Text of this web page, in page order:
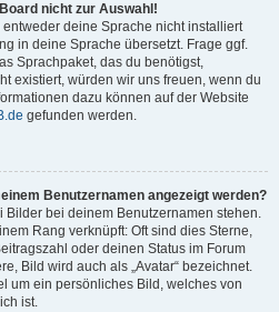
nicht zur Auswahl!
deine Sprache nicht installiert
in deine Sprache übersetzt. Frage ggf.
Sprachpaket, das du benötigst,
existiert, würden wir uns freuen, wenn du
dazu können auf der Website
gefunden werden.
Benutzernamen angezeigt werden?
Bilder bei deinem Benutzernamen stehen.
Rang verknüpft: Oft sind dies Sterne,
oder deinen Status im Forum
Bild wird auch als „Avatar“ bezeichnet.
um ein persönliches Bild, welches von
ist.